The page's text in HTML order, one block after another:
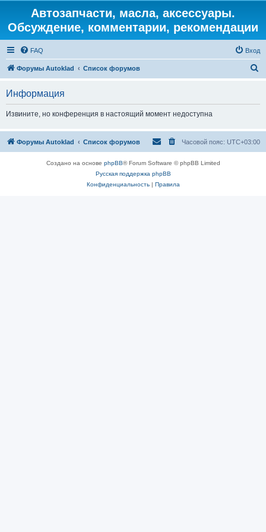
Автозапчасти, масла, аксессуары.
Обсуждение, комментарии, рекомендации
FAQ Вход
Форумы Autoklad Список форумов
Информация
Извините, но конференция в настоящий момент недоступна
Форумы Autoklad Список форумов Часовой пояс: UTC+03:00
Создано на основе phpBB® Forum Software © phpBB Limited
Русская поддержка phpBB
Конфиденциальность| Правила